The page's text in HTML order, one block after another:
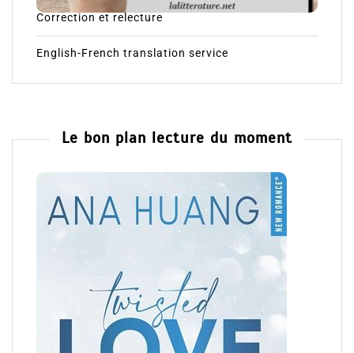
Correction et relecture
English-French translation service
Le bon plan lecture du moment